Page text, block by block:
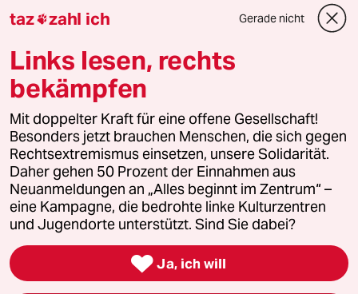
Downloads für Abonnierende
© 2026 taz Verlags und Vertriebs GmbH
Alle Rechte vorbehalten. Bei rechtlichen Fragen oder für Genehmigungen
wenden Sie sich bitte an
lizenzen@taz.de
Feedback Redaktionsstatut Kommune-Richtlinien
Leitlinie Informant Datenschutz Impressum AGB
Seitenwende Einwilligungen widerrufen (Ads)
taz zahl ich Gerade nicht
Links lesen, rechts
bekämpfen
Mit doppelter Kraft für eine offene Gesellschaft!
Besonders jetzt brauchen Menschen, die sich gegen
Rechtsextremismus einsetzen, unsere Solidarität.
Daher gehen 50 Prozent der Einnahmen aus
Neuanmeldungen an „Alles beginnt im Zentrum“ –
eine Kampagne, die bedrohte linke Kulturzentren
und Jugendorte unterstützt. Sind Sie dabei?
 Ja, ich will